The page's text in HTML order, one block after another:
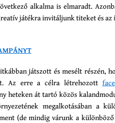
alkalma is elmaradt.
játékra invitáljunk titeket és
játszott és mesélt részén,
Az erre a célra létrehozott
heteken át tartó közös
megalkotásában a
(de mindig várunk a